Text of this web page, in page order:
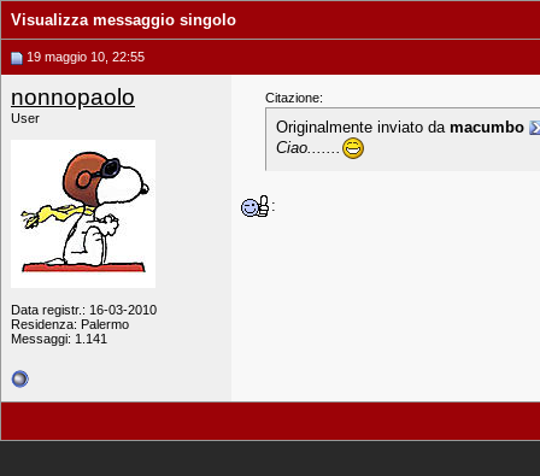
Visualizza messaggio singolo
19 maggio 10, 22:55
nonnopaolo
User
Data registr.: 16-03-2010
Residenza: Palermo
Messaggi: 1.141
Citazione:
Originalmente inviato da macumbo
Ciao.......
: